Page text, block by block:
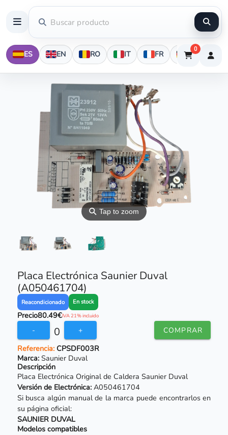
ES EN RO IT FR DE
0
⚲Tap to zoom
Placa Electrónica Saunier Duval
(A050461704)
Reacondicionado En stock
Precio80.49€IVA 21% incluido
- 0 + COMPRAR
Referencia:CPSDF003R
Marca: Saunier Duval
Descripción
Placa Electrónica Original de Caldera Saunier Duval
Versión de Electrónica:A050461704
Si busca algún manual de la marca puede encontrarlos en
su página oficial:
SAUNIER DUVAL
Modelos compatibles